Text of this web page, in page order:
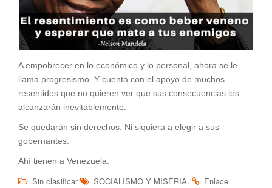
A empobrecer en lo económico y lo personal, ahora se le
llama progresismo. Y cuenta con el apoyo de muchos
resentidos que no quieren ver que sus consecuencias les
alcanzarán inevitablemente.
Se quedarán sin derechos. Ni siquiera a elegir a sus
gobernantes.
Ahí tienen a Venezuela.
Sin clasificar SOCIALISMO Y MISERIA.
Enlace